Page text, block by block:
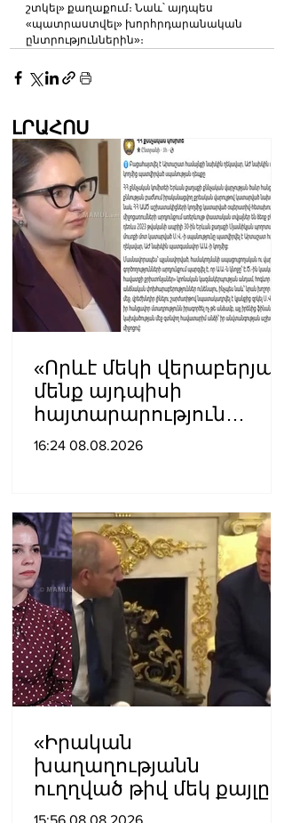
շտկել» քաղաքում։ Նաև՝ այդպես
«պատրաստվել» խորհրդարանական
ընտրություններին»։
ԼՐԱՀՈՍ
«Որևէ մեկի վերաբերյալ
մենք այդպիսի
հայտարարություն
չպետք է ունենանք»․
16:24 08.08.2026
«Իրական
խաղաղությանն
ուղղված թիվ մեկ քայլը
պետք է լիներ մեր բոլոր
15:56 08.08.2026